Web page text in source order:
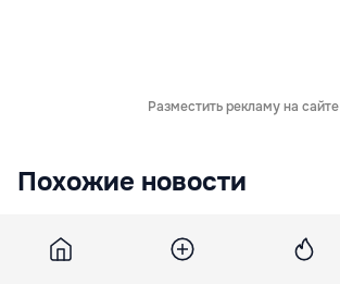
Разместить рекламу на сайте
Похожие новости